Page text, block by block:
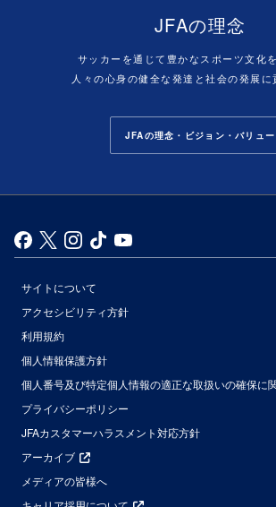
JFAの理念
サッカーを通じて豊かなスポーツ文化を
人々の心身の健全な発達と社会の発展に
JFAの理念・ビジョン・バリュー
サイトについて
アクセシビリティ方針
利用規約
個人情報保護方針
個人番号及び特定個人情報の適正な取扱いの確保に
プライバシーポリシー
JFAカスタマーハラスメント対応方針
アーカイブ
メディアの皆様へ